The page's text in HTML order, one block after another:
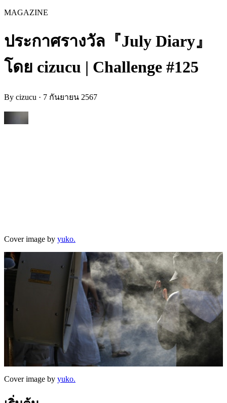
MAGAZINE
ประกาศรางวัล『July Diary』
โดย cizucu | Challenge #125
By cizucu · 7 กันยายน 2567
Cover image by yuko.
Cover image by yuko.